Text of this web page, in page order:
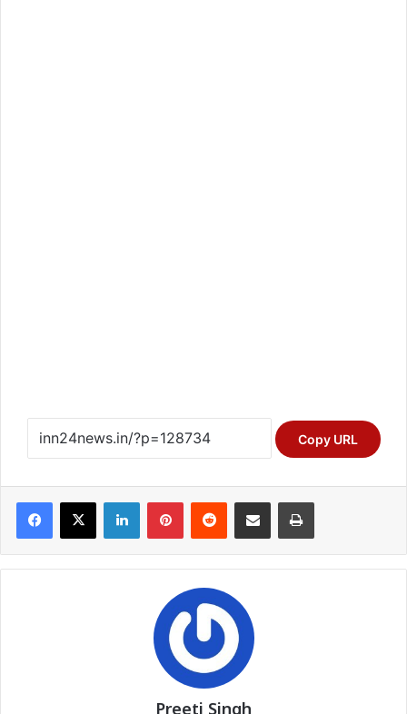
Copy URL
Facebook
X LinkedInPinterestReddit Share via Email Print
Preeti Singh